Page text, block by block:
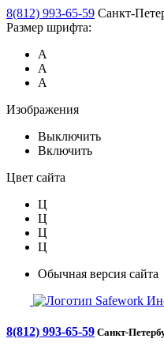
8(812) 993-65-59 Санкт-
Размер шрифта:
А
А
А
Изображения
Выключить
Включить
Цвет сайта
Ц
Ц
Ц
Ц
Обычная версия сайта
Safework
8(812) 993-65-59 Санкт-